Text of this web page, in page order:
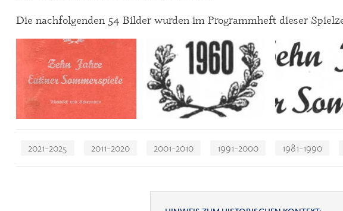
Die nachfolgenden 54 Bilder wurden im Programmheft dieser
2021-2025 2011-2020 2001-2010 1991-2000 1981-1990